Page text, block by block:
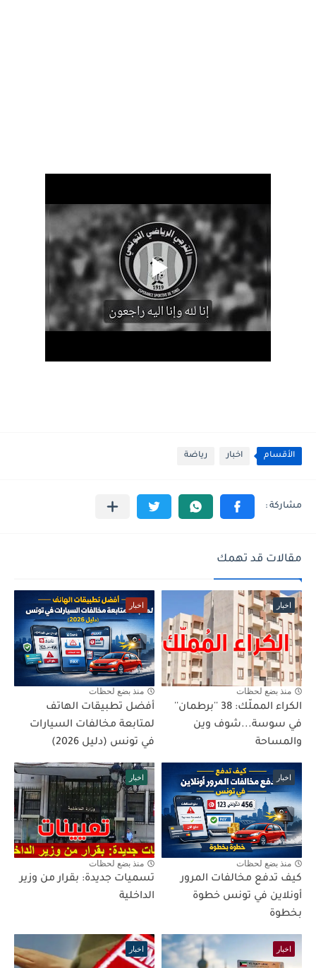
الأقسام اخبار رياضة
مقالات قد تهمك
اخبار
منذ بضع لحظات
الكراء المملّك: 38 ''برطمان''
في سوسة...شوف وين
والمساحة
اخبار
منذ بضع لحظات
أفضل تطبيقات الهاتف
لمتابعة مخالفات السيارات
في تونس (دليل 2026)
اخبار
منذ بضع لحظات
كيف تدفع مخالفات المرور
أونلاين في تونس خطوة
بخطوة
اخبار
منذ بضع لحظات
تسميات جديدة: بقرار من وزير
الداخلية
اخبار اخبار